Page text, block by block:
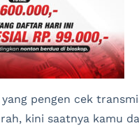
pengen cek
kini saatnya kamu